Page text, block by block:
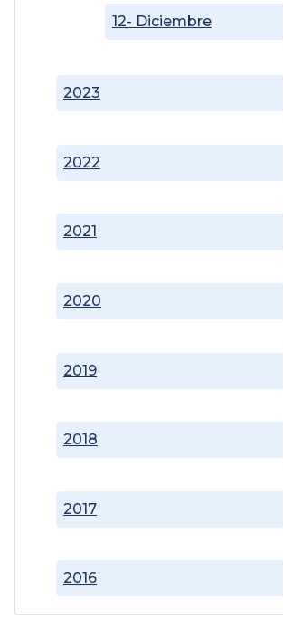
2016
2017
2018
2019
2020
2021
2022
2023
12- Diciembre